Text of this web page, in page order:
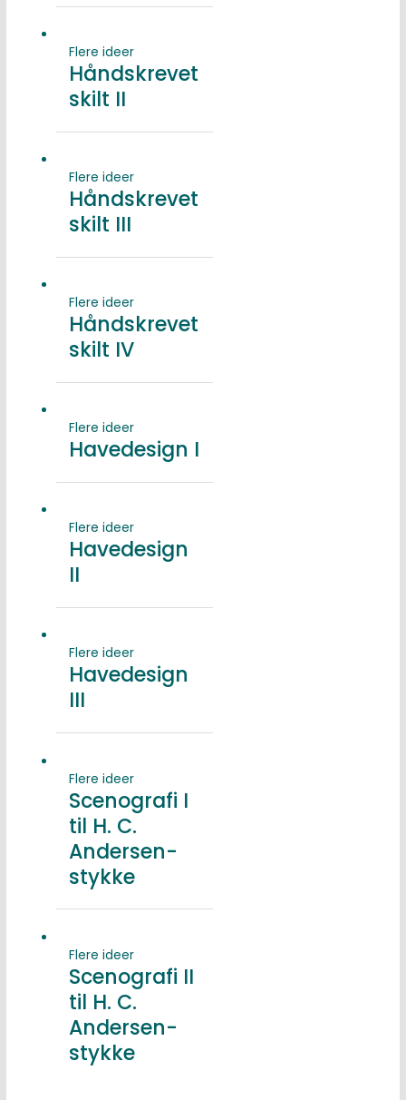
Flere ideer
Håndskrevet
skilt II
Flere ideer
Håndskrevet
skilt III
Flere ideer
Håndskrevet
skilt IV
Flere ideer
Havedesign I
Flere ideer
Havedesign
II
Flere ideer
Havedesign
III
Flere ideer
Scenografi I
til H. C.
Andersen-
stykke
Flere ideer
Scenografi II
til H. C.
Andersen-
stykke